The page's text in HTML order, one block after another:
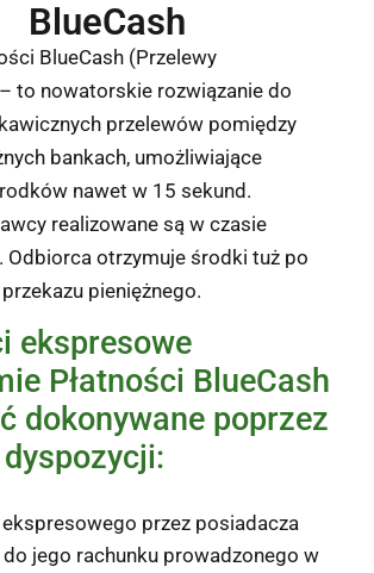
BlueCash
BlueCash (Przelewy
to nowatorskie rozwiązanie do
przelewów pomiędzy
bankach, umożliwiające
nawet w 15 sekund.
realizowane są w czasie
Odbiorca otrzymuje środki tuż po
pieniężnego.
ekspresowe
Płatności BlueCash
dokonywane poprzez
dyspozycji:
przez posiadacza
do jego rachunku prowadzonego w